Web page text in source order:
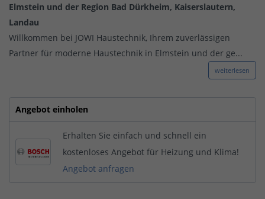
Elmstein und der Region Bad Dürkheim, Kaiserslautern,
Landau
Willkommen bei JOWI Haustechnik, Ihrem zuverlässigen
Partner für moderne Haustechnik in Elmstein und der ge...
weiterlesen
Angebot einholen
Erhalten Sie einfach und schnell ein
kostenloses Angebot für Heizung und Klima!
Angebot anfragen